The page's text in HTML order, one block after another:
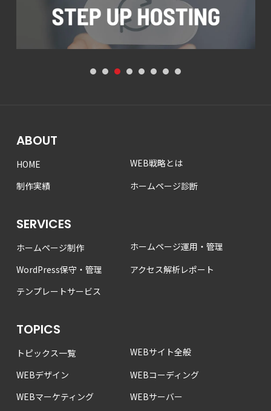
1 2 3 4 5 6 7 8
ABOUT
HOME
WEB戦略とは
制作実績
ホームページ診断
SERVICES
ホームページ制作
ホームページ運用・管理
WordPress保守・管理
アクセス解析レポート
テンプレートサービス
TOPICS
トピックス一覧
WEBサイト全般
WEBデザイン
WEBコーディング
WEBマーケティング
WEBサーバー